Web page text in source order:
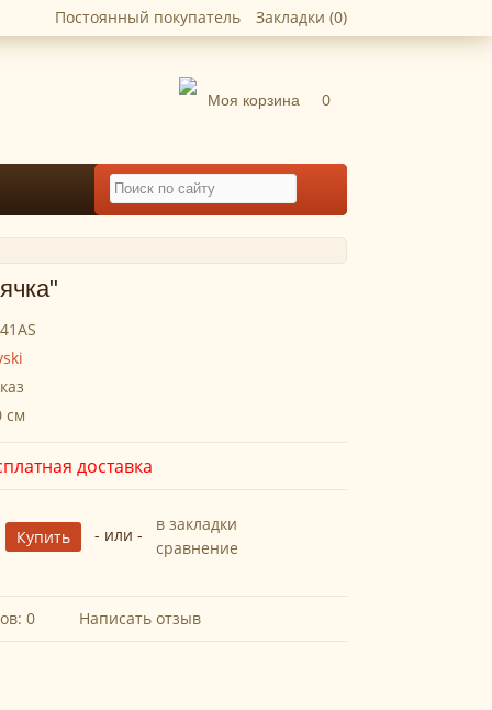
Постоянный покупатель Закладки (0)
Моя корзина 0
см
доставка
- или -
в закладки
сравнение
0 Написать отзыв